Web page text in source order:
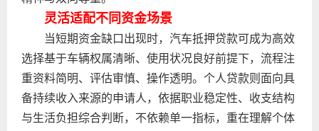
灵活适配不同资金场景
当短期资金缺口出现时，汽车抵押贷款可成为高效
选择基于车辆权属清晰、使用状况良好前提下，流程注
重资料简明、评估审慎、操作透明。个人贷款则面向具
备持续收入来源的申请人，依据职业稳定性、收支结构
与生活负担综合判断，不依赖单一指标，重在理解个体